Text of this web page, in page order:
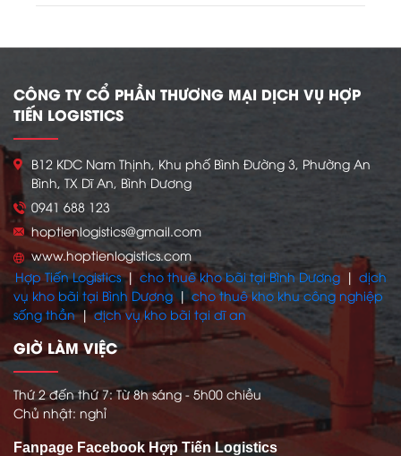
CÔNG TY CỔ PHẦN THƯƠNG MẠI DỊCH VỤ HỢP
TIẾN LOGISTICS
B12 KDC Nam Thịnh, Khu phố Bình Đường 3, Phường An
Bình, TX Dĩ An, Bình Dương
0941 688 123
hoptienlogistics@gmail.com
www.hoptienlogistics.com
Hợp Tiến Logistics|cho thuê kho bãi tại Bình Dương | dịch
vụ kho bãi tại Bình Dương|cho thuê kho khu công nghiệp
sống thần|dịch vụ kho bãi tại dĩ an
GIỜ LÀM VIỆC
Thứ 2 đến thứ 7: Từ 8h sáng - 5h00 chiều
Chủ nhật: nghỉ
Fanpage Facebook Hợp Tiến Logistics